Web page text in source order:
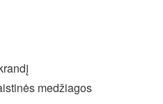
medžiagos